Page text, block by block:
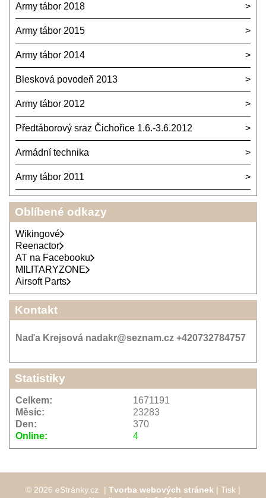
Army tábor 2018
Army tábor 2015
Army tábor 2014
Blesková povodeň 2013
Army tábor 2012
Předtáborový sraz Čichořice 1.6.-3.6.2012
Armádní technika
Army tábor 2011
Oblíbené odkazy
Wikingové
Reenactor
AT na Facebooku
MILITARYZONE
Airsoft Parts
Kontakt
Naďa Krejsová nadakr@seznam.cz +420732784757
Statistiky
Online: 4
Celkem:
1671191
Měsíc:
23283
Den:
370
© 2026 eStránky.cz | Tvorba webových stránek | Tisk |